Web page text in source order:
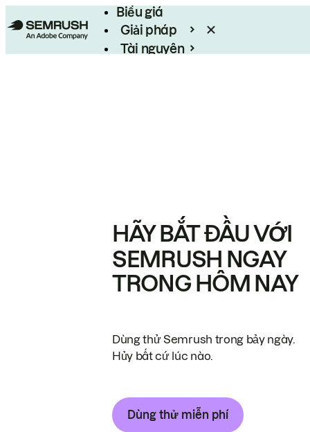
Biểu giá
Giải pháp
Tài nguyên
HÃY BẮT ĐẦU VỚI
SEMRUSH NGAY
TRONG HÔM NAY
Dùng thử Semrush trong bảy ngày.
Hủy bất cứ lúc nào.
Dùng thử miễn phí